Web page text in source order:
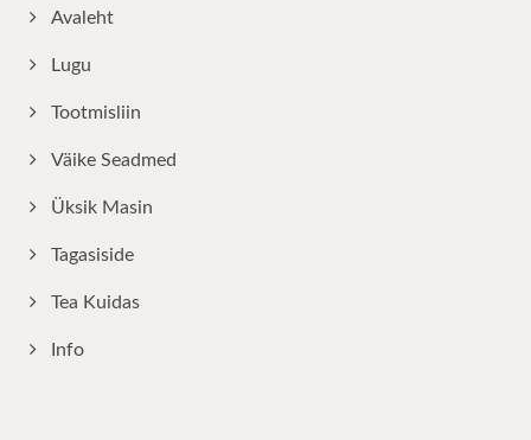
Avaleht
Lugu
Tootmisliin
Väike Seadmed
Üksik Masin
Tagasiside
Tea Kuidas
Info